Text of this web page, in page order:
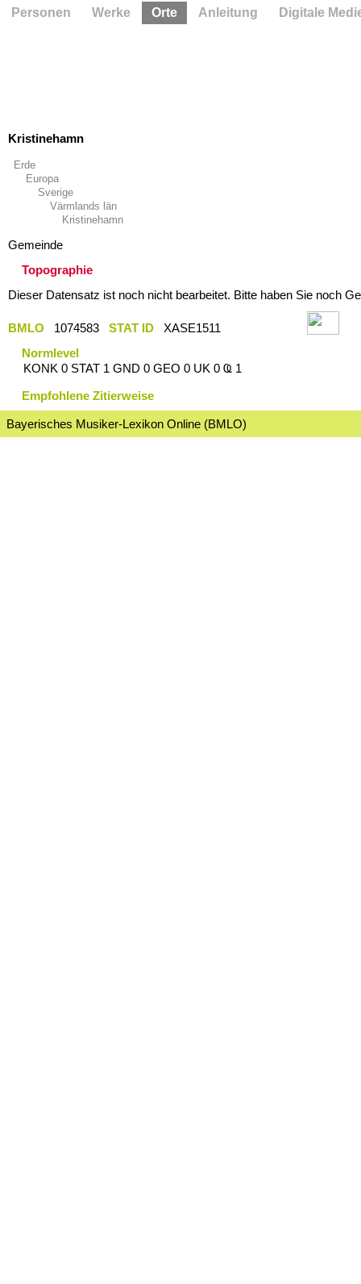
Kristinehamn
Erde
Europa
Sverige
Värmlands län
Kristinehamn
Gemeinde
Topographie
Dieser Datensatz ist noch nicht bearbeitet. Bitte haben Sie noch
BMLO 1074583 STAT ID
XASE1511
Normlevel
KONK 0 STAT 1 GND 0 GEO 0 UK 0 Ҩ 1
Empfohlene Zitierweise
Bayerisches Musiker-Lexikon Online (BMLO)
Personen Werke Orte Anleitung Digitale